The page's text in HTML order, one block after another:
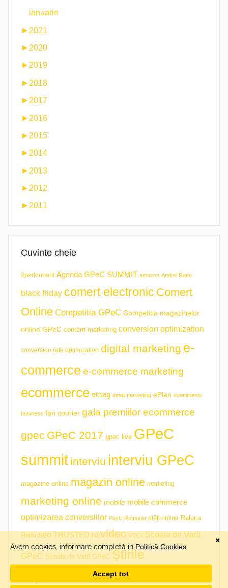
ianuarie
► 2021
► 2020
►2019
► 2018
► 2017
► 2016
► 2015
► 2014
► 2013
► 2012
►2011
Cuvinte cheie
2performant Agenda GPeC SUMMIT amazon Andrei Radu
black friday comert electronic Comert
Online Competitia GPeC Competitia magazinelor
online GPeC content marketing conversion optimization
conversion rate optimization digital marketing e-
commerce e-commerce marketing
ecommerce emag email marketing ePlan evenimente
business fan courier gala premiilor ecommerce
gpec GPeC 2017 gpec live GPeC
summit interviu interviu GPeC
magazine online magazin online marketing
marketing online mobile mobile commerce
optimizarea conversiilor PayU Romania plăți online Raluca
Radu seo TRUSTED.ro video VTEX Școala de Vară
GPeC Școala de Vară GPeC Știrile